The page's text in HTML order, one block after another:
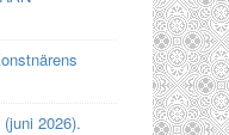
2026).